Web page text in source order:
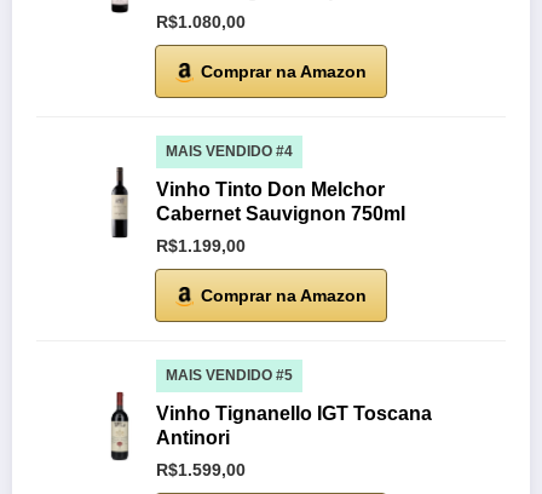
R$1.080,00
Comprar na Amazon
MAIS VENDIDO #4
Vinho Tinto Don Melchor
Cabernet Sauvignon 750ml
R$1.199,00
Comprar na Amazon
MAIS VENDIDO #5
Vinho Tignanello IGT Toscana
Antinori
R$1.599,00